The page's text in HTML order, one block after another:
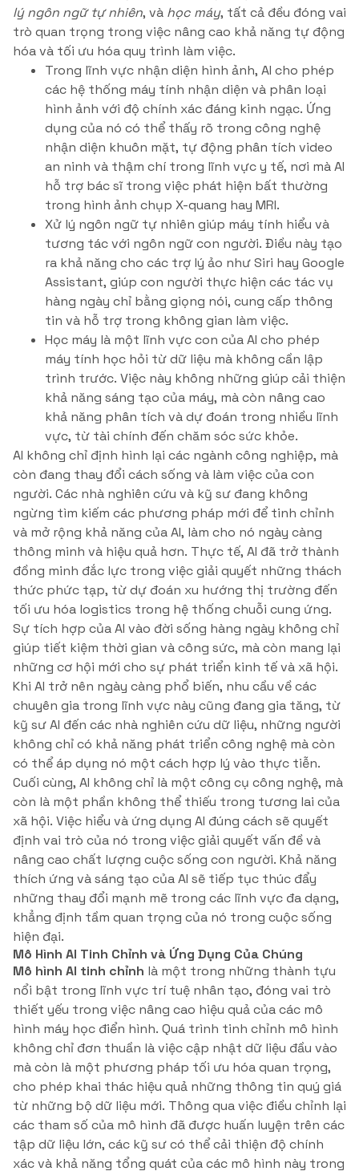
lý ngôn ngữ tự nhiên, và học máy, tất cả đều đóng vai
trò quan trọng trong việc nâng cao khả năng tự động
hóa và tối ưu hóa quy trình làm việc.
Trong lĩnh vực nhận diện hình ảnh, AI cho phép
các hệ thống máy tính nhận diện và phân loại
hình ảnh với độ chính xác đáng kinh ngạc. Ứng
dụng của nó có thể thấy rõ trong công nghệ
nhận diện khuôn mặt, tự động phân tích video
an ninh và thậm chí trong lĩnh vực y tế, nơi mà AI
hỗ trợ bác sĩ trong việc phát hiện bất thường
trong hình ảnh chụp X-quang hay MRI.
Xử lý ngôn ngữ tự nhiên giúp máy tính hiểu và
tương tác với ngôn ngữ con người. Điều này tạo
ra khả năng cho các trợ lý ảo như Siri hay Google
Assistant, giúp con người thực hiện các tác vụ
hàng ngày chỉ bằng giọng nói, cung cấp thông
tin và hỗ trợ trong không gian làm việc.
Học máy là một lĩnh vực con của AI cho phép
máy tính học hỏi từ dữ liệu mà không cần lập
trình trước. Việc này không những giúp cải thiện
khả năng sáng tạo của máy, mà còn nâng cao
khả năng phân tích và dự đoán trong nhiều lĩnh
vực, từ tài chính đến chăm sóc sức khỏe.
AI không chỉ định hình lại các ngành công nghiệp, mà
còn đang thay đổi cách sống và làm việc của con
người. Các nhà nghiên cứu và kỹ sư đang không
ngừng tìm kiếm các phương pháp mới để tinh chỉnh
và mở rộng khả năng của AI, làm cho nó ngày càng
thông minh và hiệu quả hơn. Thực tế, AI đã trở thành
đồng minh đắc lực trong việc giải quyết những thách
thức phức tạp, từ dự đoán xu hướng thị trường đến
tối ưu hóa logistics trong hệ thống chuỗi cung ứng.
Sự tích hợp của AI vào đời sống hàng ngày không chỉ
giúp tiết kiệm thời gian và công sức, mà còn mang lại
những cơ hội mới cho sự phát triển kinh tế và xã hội.
Khi AI trở nên ngày càng phổ biến, nhu cầu về các
chuyên gia trong lĩnh vực này cũng đang gia tăng, từ
kỹ sư AI đến các nhà nghiên cứu dữ liệu, những người
không chỉ có khả năng phát triển công nghệ mà còn
có thể áp dụng nó một cách hợp lý vào thực tiễn.
Cuối cùng, AI không chỉ là một công cụ công nghệ, mà
còn là một phần không thể thiếu trong tương lai của
xã hội. Việc hiểu và ứng dụng AI đúng cách sẽ quyết
định vai trò của nó trong việc giải quyết vấn đề và
nâng cao chất lượng cuộc sống con người. Khả năng
thích ứng và sáng tạo của AI sẽ tiếp tục thúc đẩy
những thay đổi mạnh mẽ trong các lĩnh vực đa dạng,
khẳng định tầm quan trọng của nó trong cuộc sống
hiện đại.
Mô Hình AI Tinh Chỉnh và Ứng Dụng Của Chúng
Mô hình AI tinh chỉnh là một trong những thành tựu
nổi bật trong lĩnh vực trí tuệ nhân tạo, đóng vai trò
thiết yếu trong việc nâng cao hiệu quả của các mô
hình máy học điển hình. Quá trình tinh chỉnh mô hình
không chỉ đơn thuần là việc cập nhật dữ liệu đầu vào
mà còn là một phương pháp tối ưu hóa quan trọng,
cho phép khai thác hiệu quả những thông tin quý giá
từ những bộ dữ liệu mới. Thông qua việc điều chỉnh lại
các tham số của mô hình đã được huấn luyện trên các
tập dữ liệu lớn, các kỹ sư có thể cải thiện độ chính
xác và khả năng tổng quát của các mô hình này trong